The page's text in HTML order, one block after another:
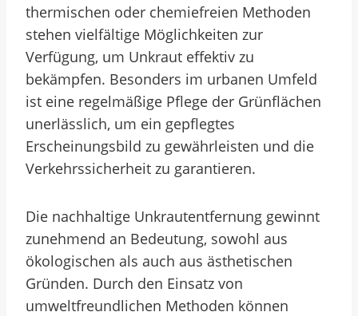
thermischen oder chemiefreien Methoden
stehen vielfältige Möglichkeiten zur
Verfügung, um Unkraut effektiv zu
bekämpfen. Besonders im urbanen Umfeld
ist eine regelmäßige Pflege der Grünflächen
unerlässlich, um ein gepflegtes
Erscheinungsbild zu gewährleisten und die
Verkehrssicherheit zu garantieren.
Die nachhaltige Unkrautentfernung gewinnt
zunehmend an Bedeutung, sowohl aus
ökologischen als auch aus ästhetischen
Gründen. Durch den Einsatz von
umweltfreundlichen Methoden können